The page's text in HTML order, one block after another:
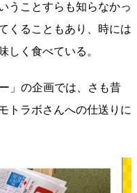
うことすらも知らなかっ
くることもあり、時には
しく食べている。
」の企画では、さも昔
トラボさんへの仕送りに